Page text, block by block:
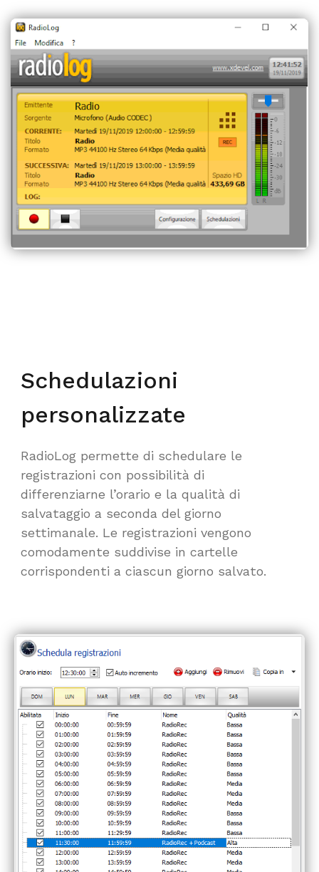
Schedulazioni
personalizzate
RadioLog permette di schedulare le
registrazioni con possibilità di
differenziarne l’orario e la qualità di
salvataggio a seconda del giorno
settimanale. Le registrazioni vengono
comodamente suddivise in cartelle
corrispondenti a ciascun giorno salvato.